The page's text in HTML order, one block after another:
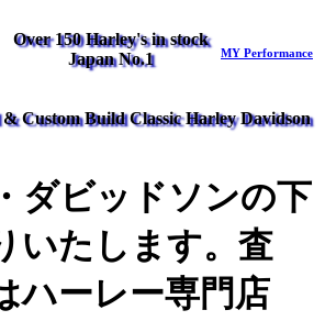
Over 150 Harley's in stock
Japan No.1
MY Performance
Custom Build Classic Harley Davidson
ダビッドソンの下
いたします。査
ハーレー専門店